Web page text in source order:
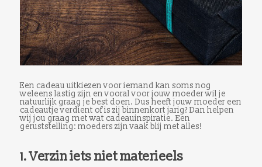
Een cadeau uitkiezen voor iemand kan soms nog
weleens lastig zijn en vooral voor jouw moeder wil je
natuurlijk graag je best doen. Dus heeft jouw moeder een
cadeautje verdient of is zij binnenkort jarig? Dan helpen
wij jou graag met wat cadeauinspiratie. Een
geruststelling: moeders zijn vaak blij met alles!
1. Verzin iets niet materieels